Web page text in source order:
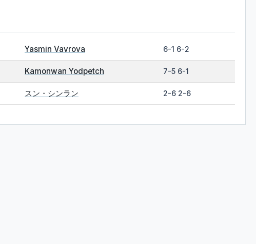
Yasmin Vavrova 6-1 6-2
Kamonwan Yodpetch 7-5 6-1
スン・シンラン 2-6 2-6